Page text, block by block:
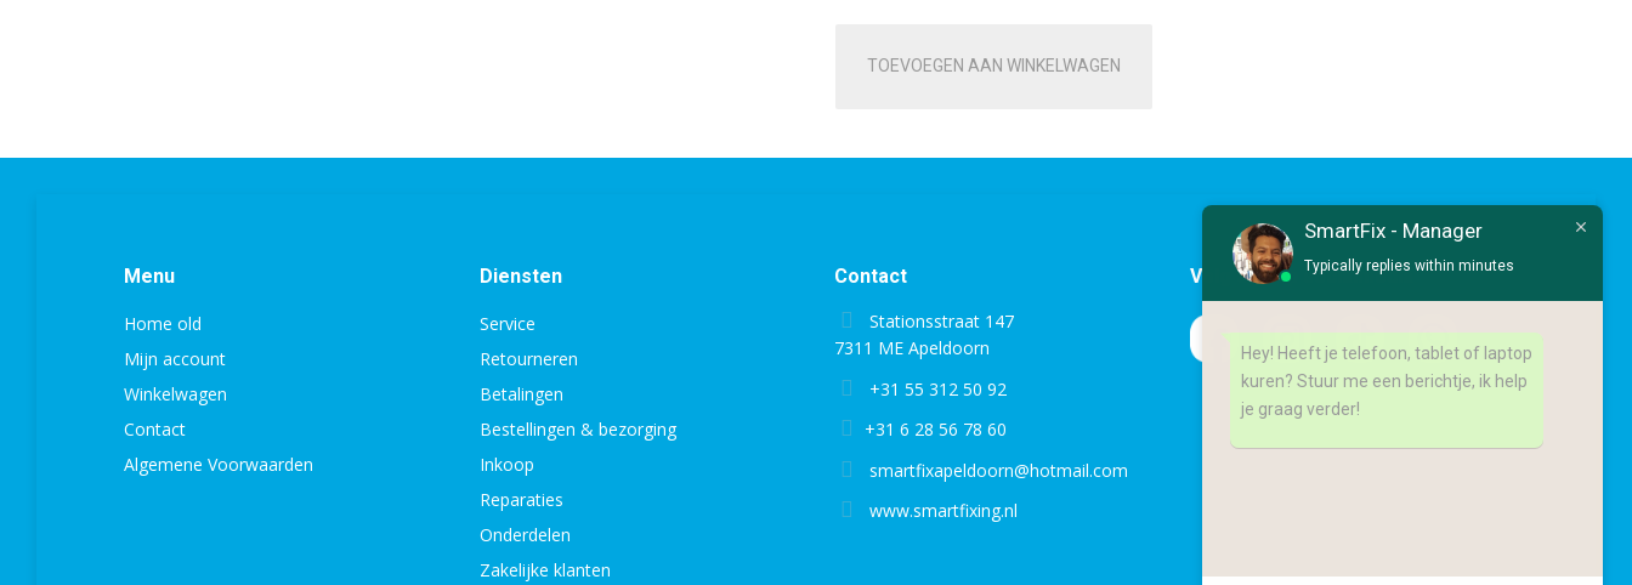
TOEVOEGEN AAN WINKELWAGEN
Menu
Home old
Mijn account
Winkelwagen
Contact
Algemene Voorwaarden
Diensten
Service
Retourneren
Betalingen
Bestellingen & bezorging
Inkoop
Reparaties
Onderdelen
Zakelijke klanten
Contact
Stationsstraat 147
7311 ME Apeldoorn
+31 55 312 50 92
+31 6 28 56 78 60
smartfixapeldoorn@hotmail.com
www.smartfixing.nl
Volg ons op socialmedia
SmartFix - Manager
Typically replies within minutes
Hey! Heeft je telefoon, tablet of laptop
kuren? Stuur me een berichtje, ik help
je graag verder!